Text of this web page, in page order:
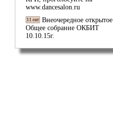
www.dancesalon.ru
11 окт Внеочередное открытое
Общее собрание ОКБИТ
10.10.15г.